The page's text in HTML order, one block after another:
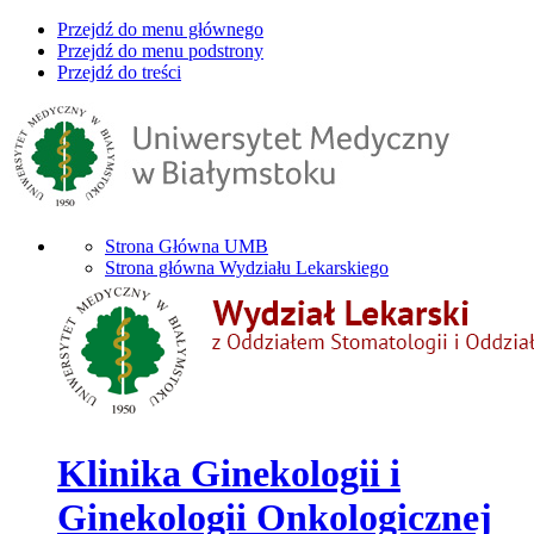
Przejdź do menu głównego
Przejdź do menu podstrony
Przejdź do treści
Strona Główna UMB
Strona główna Wydziału Lekarskiego
Klinika Ginekologii i
Ginekologii Onkologicznej